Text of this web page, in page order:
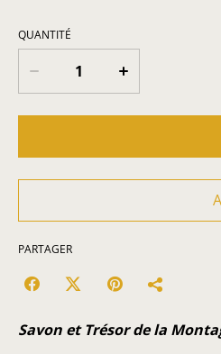
QUANTITÉ
PARTAGER
Savon et Trésor de la